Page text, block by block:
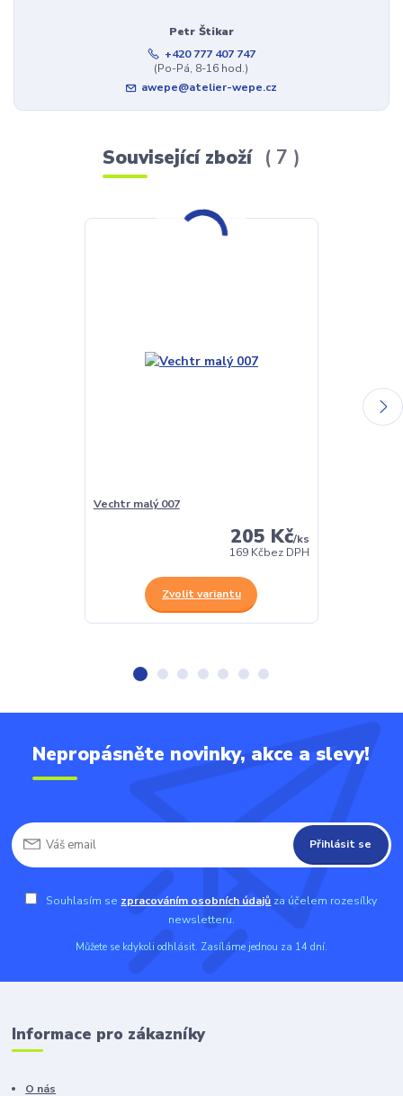
Petr Štikar
+420 777 407 747
(Po-Pá, 8-16 hod.)
awepe@atelier-wepe.cz
Související zboží 7
Vechtr malý 007
205 Kč/ks
169 Kčbez DPH
Zvolit variantu
Nepropásněte novinky, akce a slevy!
Přihlásit se
Souhlasím se zpracováním osobních údajů za účelem rozesílky
newsletteru.
Můžete se kdykoli odhlásit. Zasíláme jednou za 14 dní.
Informace pro zákazníky
O nás